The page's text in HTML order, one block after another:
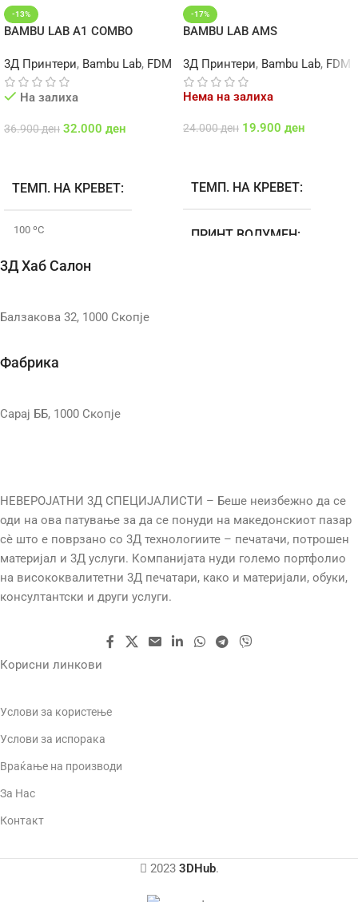
-13%
BAMBU LAB A1 COMBO
3Д Принтери, Bambu Lab, FDM
На залиха
36.900ден 32.000 ден
ТЕМП. НА КРЕВЕТ
100 ºC
БРЕНДОВИ
ПРИНТ ВОЛУМЕН
256 × 256 × 256 mm³
КАМЕРА Да
ЗАТВОРЕН Не
EXTRUDER TYPE
ДИЈАМЕТАР НА
ТЕМП. НА МЛАЗНИЦАТА
БРЗИНА НА ПРИНТ
-17%
BAMBU LAB AMS
3Д Принтери, Bambu Lab, FDM
Нема на залиха
24.000ден 19.900 ден
ТЕМП. НА КРЕВЕТ
ПРИНТ ВОЛУМЕН
ТЕМП. НА МЛАЗНИЦАТА
БРЗИНА НА ПРИНТ
3Д Хаб Салон
Балзакова 32, 1000 Скопје
Фабрика
Сарај ББ, 1000 Скопје
НЕВЕРОЈАТНИ 3Д СПЕЦИЈАЛИСТИ – Беше неизбежно да се
оди на ова патување за да се понуди на македонскиот пазар
сè што е поврзано со 3Д технологиите – печатачи, потрошен
материјал и 3Д услуги. Компанијата нуди големо портфолио
на висококвалитетни 3Д печатари, како и материјали, обуки,
консултантски и други услуги.
Корисни линкови
Услови за користење
Услови за испорака
Враќање на производи
За Нас
Контакт
2023 3DHub.